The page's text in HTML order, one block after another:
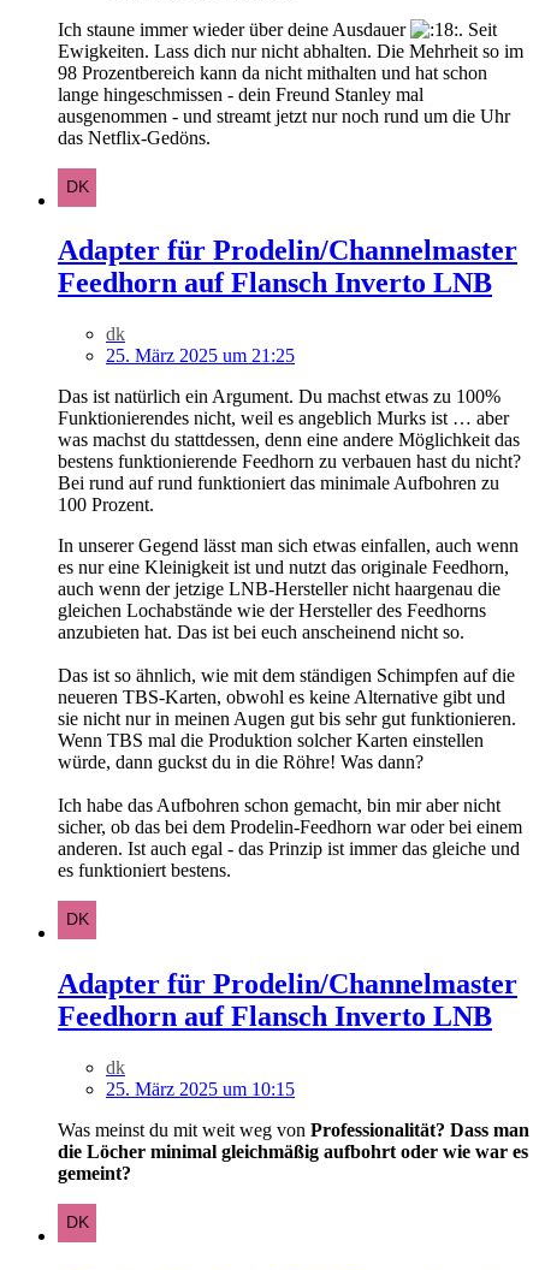
Ich staune immer wieder über deine Ausdauer
. Seit
Ewigkeiten. Lass dich nur nicht abhalten. Die Mehrheit so im
98 Prozentbereich kann da nicht mithalten und hat schon
lange hingeschmissen - dein Freund Stanley mal
ausgenommen - und streamt jetzt nur noch rund um die Uhr
das Netflix-Gedöns.
Adapter für Prodelin/Channelmaster
Feedhorn auf Flansch Inverto LNB
dk
25. März 2025 um 21:25
Das ist natürlich ein Argument. Du machst etwas zu 100%
Funktionierendes nicht, weil es angeblich Murks ist … aber
was machst du stattdessen, denn eine andere Möglichkeit das
bestens funktionierende Feedhorn zu verbauen hast du nicht?
Bei rund auf rund funktioniert das minimale Aufbohren zu
100 Prozent.
In unserer Gegend lässt man sich etwas einfallen, auch wenn
es nur eine Kleinigkeit ist und nutzt das originale Feedhorn,
auch wenn der jetzige LNB-Hersteller nicht haargenau die
gleichen Lochabstände wie der Hersteller des Feedhorns
anzubieten hat. Das ist bei euch anscheinend nicht so.
Das ist so ähnlich, wie mit dem ständigen Schimpfen auf die
neueren TBS-Karten, obwohl es keine Alternative gibt und
sie nicht nur in meinen Augen gut bis sehr gut funktionieren.
Wenn TBS mal die Produktion solcher Karten einstellen
würde, dann guckst du in die Röhre! Was dann?
Ich habe das Aufbohren schon gemacht, bin mir aber nicht
sicher, ob das bei dem Prodelin-Feedhorn war oder bei einem
anderen. Ist auch egal - das Prinzip ist immer das gleiche und
es funktioniert bestens.
Adapter für Prodelin/Channelmaster
Feedhorn auf Flansch Inverto LNB
dk
25. März 2025 um 10:15
Was meinst du mit weit weg von Professionalität? Dass man
die Löcher minimal gleichmäßig aufbohrt oder wie war es
gemeint?